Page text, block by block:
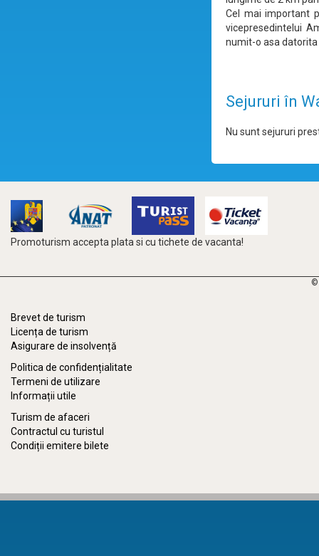
Cel mai important
vicepresedintelui
numit-o asa
Sejururi în
Nu sunt sejururi
Promoturism accepta plata si cu tichete de vacanta!
©
Brevet de turism
Licența de turism
Asigurare de insolvență
Politica de confidențialitate
Termeni de utilizare
Informații utile
Turism de afaceri
Contractul cu turistul
Condiții emitere bilete